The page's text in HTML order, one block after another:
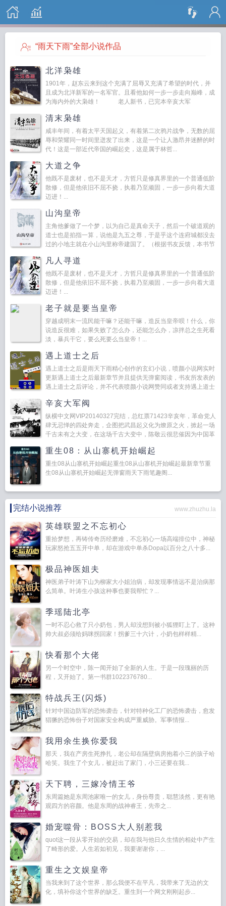
搜 索
“雨天下雨”全部小说作品
北洋枭雄
1901年，赵东云来到这个充满了屈辱又充满了希望的时代，并
且成为北洋新军的一名军官。且看他如何一步一步走向巅峰，成
为海内外的大枭雄！ 老人新书，已完本辛亥大军
3592322...
清末枭雄
咸丰年间，有着太平天国起义，有着第二次鸦片战争，无数的屈
辱和荣耀同一时间里迸发了出来，这是一个让人激昂并迷醉的时
代！这是一部近代帝国的崛起史，这是属于林哲...
大道之争
他既不是废材，也不是天才，方哲只是修真界里的一个普通低阶
散修，但是他依旧不屈不挠，执着乃至顽固，一步一步向着大道
迈进！...
山沟皇帝
主角他爹做了一个梦，以为自己是真命天子，然后一个破道观的
道士也是掐指一算，说他是九五之尊，于是乎这个连府城都没去
过的小地主就在小山沟里称帝建国了。（根据书友反馈，本书节
凡人寻道
他既不是废材，也不是天才，方哲只是修真界里的一个普通低阶
散修，但是他依旧不屈不挠，执着乃至顽固，一步一步向着大道
迈进！...
老子就是要当皇帝
穿越成明末一流民能干嘛？还能干嘛，造反当皇帝呗！什么，你
说造反很难，如果失败了怎么办，还能怎么办，凉拌总之生死看
淡，暴兵干它，要么死要么当皇帝！...
遇上道士之后
遇上道士之后是雨天下雨精心创作的玄幻小说，喷颜小说网实时
更新遇上道士之后最新章节并且提供无弹窗阅读，书友所发表的
遇上道士之后评论，并不代表喷颜小说网赞同或者支持遇上道士
辛亥大军阀
纵横中文网VIP20140327完结，总红票71423辛亥年，革命党人
肆无忌惮的四处奔走，企图把武昌起义化为燎原之火，掀起一场
千古未有之大变，在这场千古大变中，陈敬云很悲催因为中国革
重生08：从山寨机开始崛起
重生08从山寨机开始崛起重生08从山寨机开始崛起最新章节重
生08从山寨机开始崛起无弹窗雨天下雨笔趣阁...
完结小说推荐 www.zhuzhu.la
英雄联盟之不忘初心
重拾梦想，再铸传奇历经磨难，不忘初心一场高端排位中，神秘
玩家怒抢五五开中单，却在游戏中单杀Dopa以百分之八十多...
极品神医姐夫
神医弟子叶涛下山为柳家大小姐治病，却发现事情远不是治病那
么简单。叶涛生小孩这种事也要我帮忙？...
季瑶陆北亭
一时不忍心救了只小奶包，男人却没想到被小狐狸盯上了。这种
帅大叔必须给妈咪拐回家！拐爹三十六计，小奶包样样精...
快看那个大佬
另一个时空中，陈一闻开始了全新的人生。于是一段瑰丽的历
程，又开始了。第一书群1022376780...
特战兵王(闪烁)
针对中国边防军的恐怖袭击，针对特种化工厂的恐怖袭击，愈发
猖獗的恐怖份子对国家安全构成严重威胁。军事情报...
我用余生换你爱我
那天，我在产房生死挣扎，老公却在隔壁病房抱着小三的孩子哈
哈笑。我生了个女儿，被赶出了家门，小三还要在我...
天下聘，三嫁冷情王爷
东周篇她是东周池家唯一的女儿，身份尊贵，聪慧淡然，更有艳
观四方的容颜。他是东周的战神睿王，先帝之...
婚宠噬骨：BOSS大人别惹我
quot这一段从零开始的交易，却在我与他日久生情的相处中产生
了畸形的爱。人生若如初见，我要谢谢你，...
重生之文娱皇帝
当我来到了这个世界，那么我便不在平凡，我带来了无边的文
化，填补你这个世界的缺乏。重生到一个网文刚刚起步...